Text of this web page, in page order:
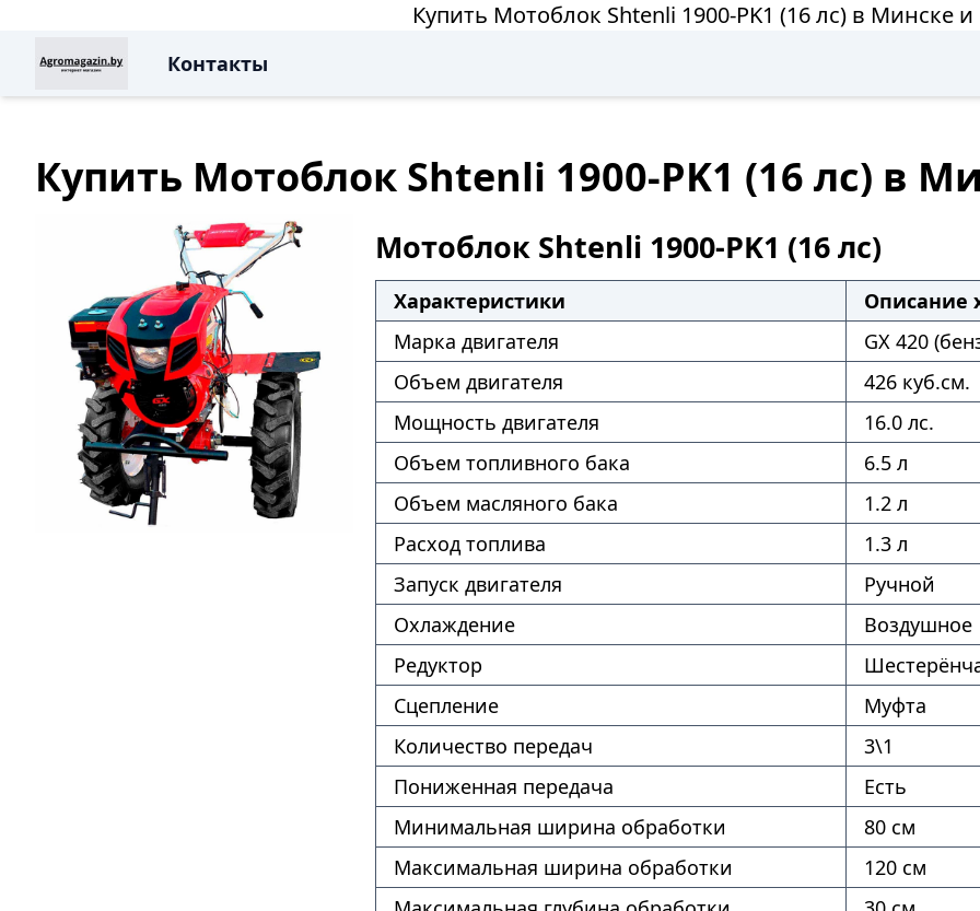
Купить Мотоблок Shtenli 1900-PK1 (16 лс) в Минске
Контакты
Купить Мотоблок Shtenli 1900-PK1 (16 лс) в
Мотоблок Shtenli 1900-PK1 (16 лс)
Характеристики
Описание
Марка двигателя
GX 420
Объем двигателя
426 куб.см.
Мощность двигателя
16.0 лс.
Объем топливного бака
6.5 л
Объем масляного бака
1.2 л
Расход топлива
1.3 л
Запуск двигателя
Ручной
Охлаждение
Воздушное
Редуктор
Сцепление
Муфта
Количество передач
3\1
Пониженная передача
Есть
Минимальная ширина обработки
80 см
Максимальная ширина обработки
120 см